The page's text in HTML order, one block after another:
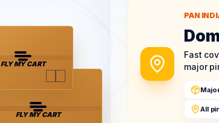
FLY MY CART
FLY MY CART
PAN
Fast
major
All